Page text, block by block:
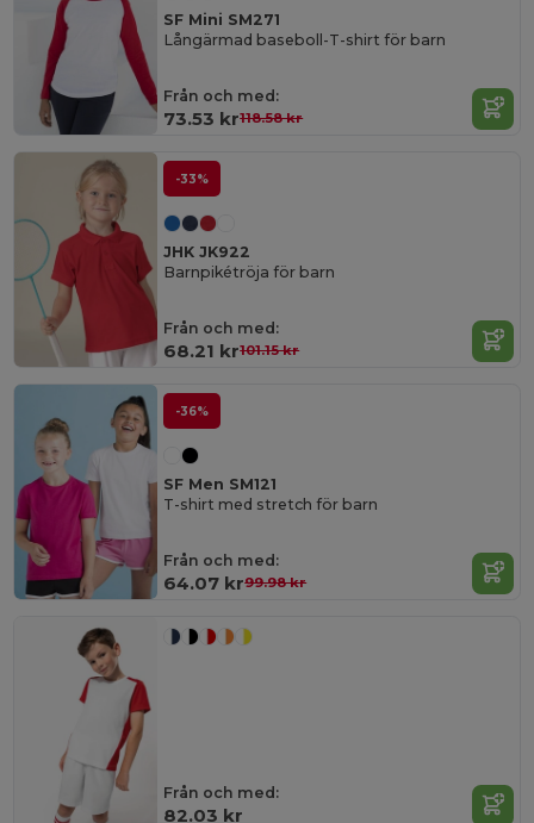
SF Mini SM271
Långärmad baseboll-T-shirt för barn
Från och med:
73.53 kr118.58 kr
-33%
JHK JK922
Barnpikétröja för barn
Från och med:
68.21 kr101.15 kr
-36%
SF Men SM121
T-shirt med stretch för barn
Från och med:
64.07 kr99.98 kr
Från och med:
82.03 kr